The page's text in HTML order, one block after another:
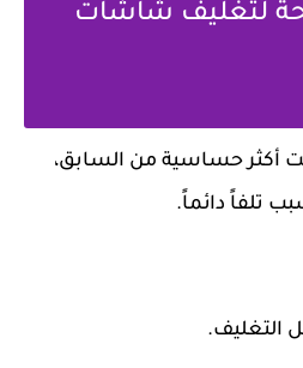
لتغليف شاشات
أكثر حساسية من السابق،
تلفاً دائماً.
التغليف.